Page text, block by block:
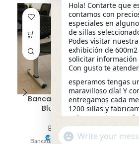
Bancada 2 Puestos
Blue / Black
Bancadas
₡85,000.00
Bancada de 2 Puestos En
Hola! Contarte que
contamos con
especiales en
de sillas
Podes visitar
exhibición de
solicitar información
Con gusto te
esperamos tengas
maravilloso día! Y
entregamos cada
1200 sillas y
entregamos cerca
escritorios a la
Que necesitas?
WhatsApp